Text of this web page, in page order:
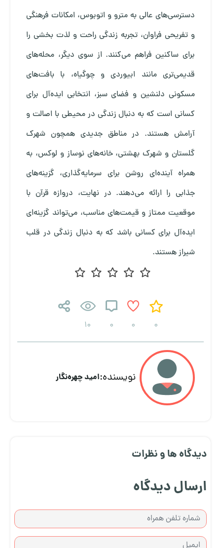
دسترسی‌های عالی به مترو و اتوبوس، امکانات فرهنگی
و تفریحی فراوان، تجربه زندگی راحت و لذت بخشی را
برای ساکنین فراهم می‌کنند. از سوی دیگر، محله‌های
قدیمی‌تری مانند ابیوردی و چوگیاه، با بافت‌های
مسکونی دلنشین و فضای سبز، انتخابی ایده‌آل برای
کسانی است که به دنبال زندگی در محیطی با اصالت و
آرامش هستند. در مناطق جدیدی همچون شهرک
گلستان و شهرک بهشتی، خانه‌های نوساز و لوکس، به
همراه آینده‌ای روشن برای سرمایه‌گذاری، گزینه‌های
جذابی را ارائه می‌دهند. در نهایت، دروازه قرآن با
موقعیت ممتاز و قیمت‌های مناسب، می‌تواند گزینه‌ای
ایده‌آل برای کسانی باشد که به دنبال زندگی در قلب
شیراز هستند.
0
0
0
10
نویسنده:امید چهره‌نگار
دیدگاه ها و نظرات
ارسال دیدگاه